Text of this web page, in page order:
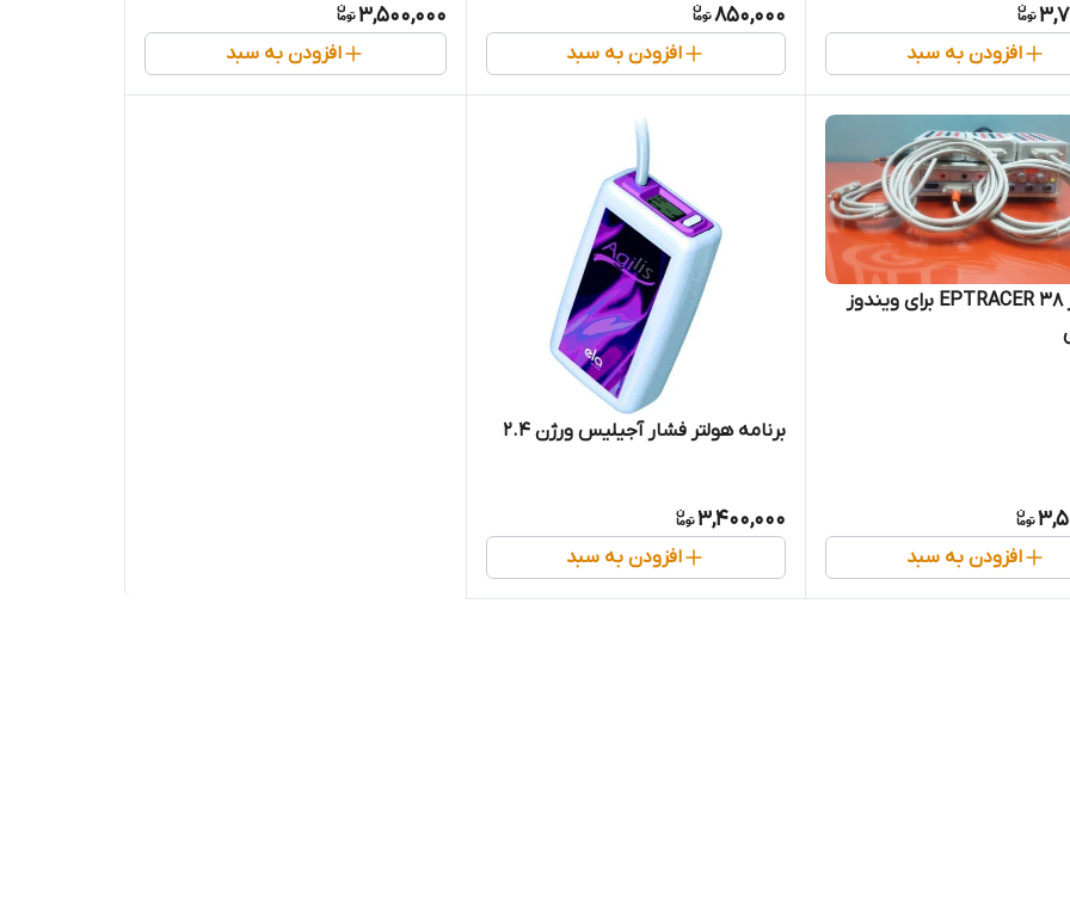
افزودن به سبد
850,000
افزودن به سبد
3,500,000
افزودن به سبد
نرم افزار EPTRACER 38 برای ویندوز
افزودن به سبد
برنامه هولتر فشار آجیلیس ورژن 2.4
3,400,000
افزودن به سبد